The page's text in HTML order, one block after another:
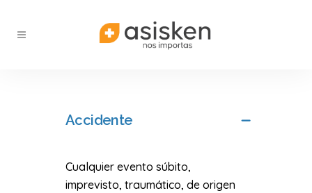
Accidente
Cualquier evento súbito,
imprevisto, traumático, de origen